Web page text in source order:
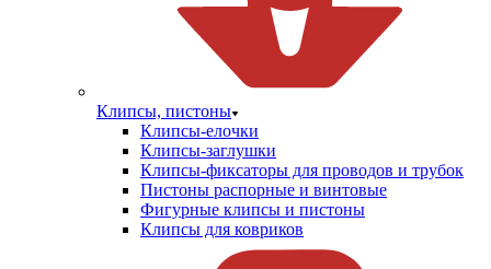
Клипсы, пистоны
Клипсы-елочки
Клипсы-заглушки
Клипсы-фиксаторы для проводов и трубок
Пистоны распорные и винтовые
Фигурные клипсы и пистоны
Клипсы для ковриков